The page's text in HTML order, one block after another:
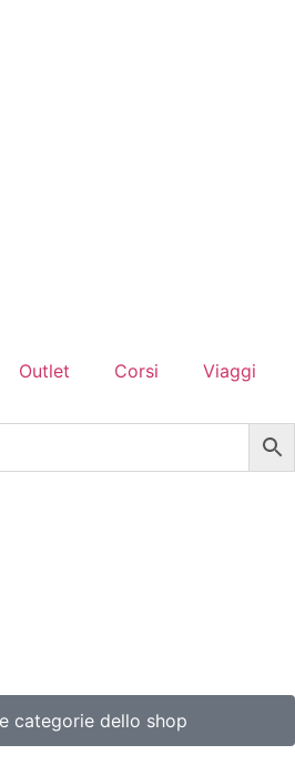
Outlet Corsi Viaggi
categorie dello shop